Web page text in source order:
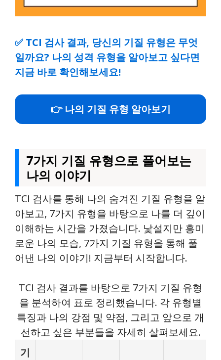
✅ TCI 검사 결과, 당신의 기질 유형은 무엇
일까요? 나의 성격 유형을 알아보고 싶다면
지금 바로 확인해보세요!
👉 나의 기질 유형 알아보기
7가지 기질 유형으로 풀어보는
나의 이야기
TCI 검사를 통해 나의 숨겨진 기질 유형을 알
아보고, 7가지 유형을 바탕으로 나를 더 깊이
이해하는 시간을 가졌습니다. 낯설지만 흥미
로운 나의 모습, 7가지 기질 유형을 통해 풀
어낸 나의 이야기! 지금부터 시작합니다.
TCI 검사 결과를 바탕으로 7가지 기질 유형
을 분석하여 표로 정리했습니다. 각 유형별
특징과 나의 강점 및 약점, 그리고 앞으로 개
선하고 싶은 부분들을 자세히 살펴보세요.
기